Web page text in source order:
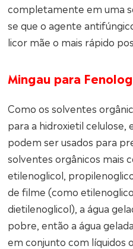
completamente em uma
se que o agente
licor mãe o mais rápido
Mingau para
Como os solventes
para a hidroxietil celulose,
podem ser usados para
solventes orgânicos mais
etilenoglicol,
de filme (como
dietilenoglicol), a água
pobre, então a água
em conjunto com líquidos